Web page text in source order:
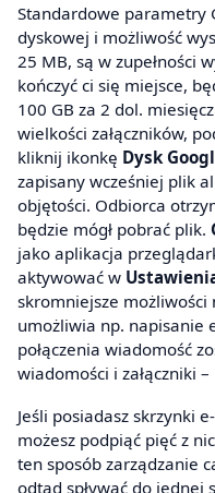
Standardowe parametry
dyskowej i możliwość
25 MB, są w zupełności
kończyć ci się miejsce,
100 GB za 2 dol.
wielkości załączników,
kliknij ikonkę Dysk
zapisany wcześniej plik
objętości. Odbiorca
będzie mógł pobrać plik.
jako aplikacja
aktywować w
skromniejsze
umożliwia np. napisanie
połączenia wiadomość
wiadomości i załączniki
Jeśli posiadasz skrzynki
możesz podpiąć pięć z
ten sposób zarządzanie
odtąd spływać do jednej